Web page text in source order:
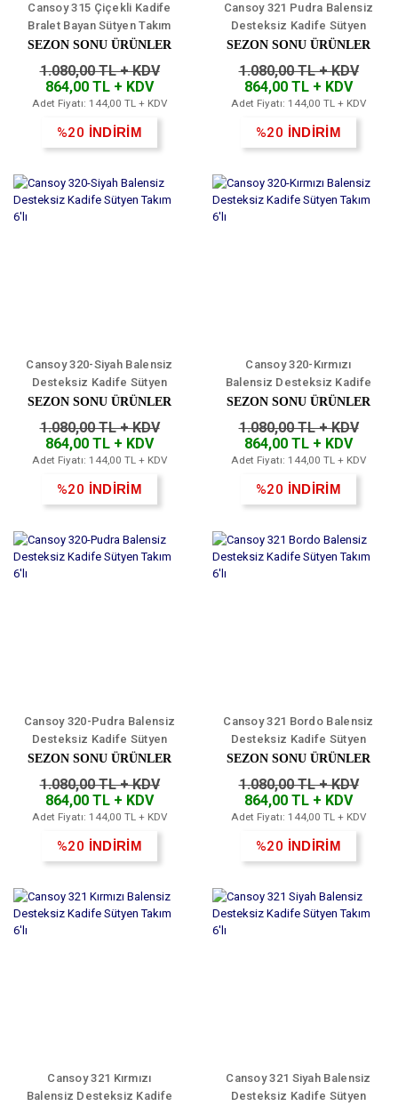
Cansoy 315 Çiçekli Kadife
Bralet Bayan Sütyen Takım
6'lı
SEZON SONU ÜRÜNLER
1.080,00 TL + KDV
864,00 TL + KDV
Adet Fiyatı: 144,00 TL + KDV
%20 İNDİRİM
Cansoy 321 Pudra Balensiz
Desteksiz Kadife Sütyen
Takım 6'lı
SEZON SONU ÜRÜNLER
1.080,00 TL + KDV
864,00 TL + KDV
Adet Fiyatı: 144,00 TL + KDV
%20 İNDİRİM
Cansoy 320-Siyah Balensiz
Desteksiz Kadife Sütyen
Takım 6'lı
SEZON SONU ÜRÜNLER
1.080,00 TL + KDV
864,00 TL + KDV
Adet Fiyatı: 144,00 TL + KDV
%20 İNDİRİM
Cansoy 320-Kırmızı
Balensiz Desteksiz Kadife
Sütyen Takım 6'lı
SEZON SONU ÜRÜNLER
1.080,00 TL + KDV
864,00 TL + KDV
Adet Fiyatı: 144,00 TL + KDV
%20 İNDİRİM
Cansoy 320-Pudra Balensiz
Desteksiz Kadife Sütyen
Takım 6'lı
SEZON SONU ÜRÜNLER
1.080,00 TL + KDV
864,00 TL + KDV
Adet Fiyatı: 144,00 TL + KDV
%20 İNDİRİM
Cansoy 321 Bordo Balensiz
Desteksiz Kadife Sütyen
Takım 6'lı
SEZON SONU ÜRÜNLER
1.080,00 TL + KDV
864,00 TL + KDV
Adet Fiyatı: 144,00 TL + KDV
%20 İNDİRİM
Cansoy 321 Kırmızı
Balensiz Desteksiz Kadife
Cansoy 321 Siyah Balensiz
Desteksiz Kadife Sütyen